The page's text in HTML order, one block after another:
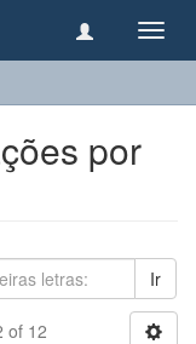
por
Ir
of 12